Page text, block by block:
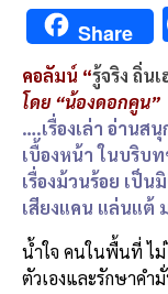
Share
คอลัมน์ “รู้จริง ถิ่นเ
โดย “น้องดอกคูน”
….เรื่องเล่า อ่านส
เบื้องหน้า ในบริบท
เรื่องม้วนร้อย เป็
เสียงแคน แล่นแ
น้ำใจ คนในพื้นที่ ไ
ตัวเองและรักษาคำ